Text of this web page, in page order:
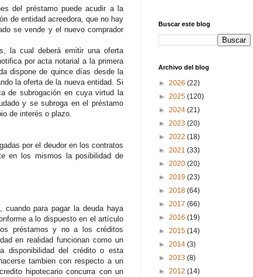
del préstamo puede acudir a la
de entidad acreedora, que no hay
se vende y el nuevo comprador
la cual deberá emitir una oferta
por acta notarial a la primera
dispone de quince días desde la
la oferta de la nueva entidad. Si
de subrogación en cuya virtud la
y se subroga en el préstamo
de interés o plazo.
por el deudor en los contratos
en los mismos la posibilidad de
cuando para pagar la deuda haya
a lo dispuesto en el artículo
préstamos y no a los créditos
en realidad funcionan como un
del crédito o esta
tambien con respecto a un
hipotecario concurra con un
Buscar este blog
Archivo del blog
► 2026 (22)
► 2025 (120)
► 2024 (21)
► 2023 (20)
► 2022 (18)
► 2021 (33)
► 2020 (20)
► 2019 (23)
► 2018 (64)
► 2017 (66)
► 2016 (19)
► 2015 (14)
► 2014 (3)
► 2013 (8)
► 2012 (14)